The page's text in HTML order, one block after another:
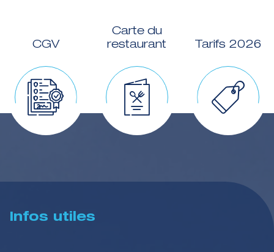
CGV
Carte du
restaurant
Tarifs 2026
Infos utiles